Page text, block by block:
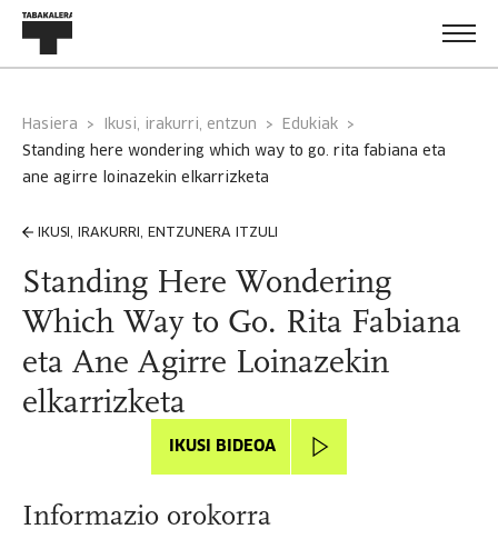
Hasiera Ikusi, irakurri, entzun
Edukiak
standing here wondering which way to go. rita fabiana eta
ane agirre loinazekin elkarrizketa
IKUSI, IRAKURRI, ENTZUNERA ITZULI
Standing Here Wondering
Which Way to Go. Rita Fabiana
eta Ane Agirre Loinazekin
elkarrizketa
IKUSI BIDEOA
Informazio orokorra